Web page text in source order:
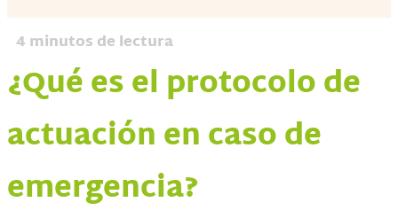
4 minutos de lectura
¿Qué es el protocolo de
actuación en caso de
emergencia?